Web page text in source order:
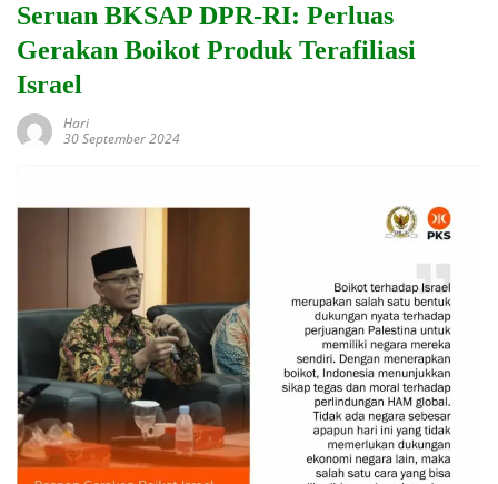
Seruan BKSAP DPR-RI: Perluas
Gerakan Boikot Produk Terafiliasi
Israel
Hari
30 September 2024